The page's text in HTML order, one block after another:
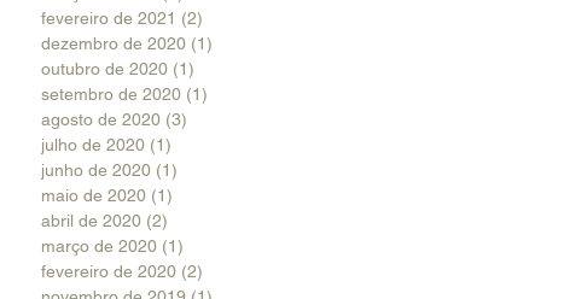
fevereiro de 2021 (2)
dezembro de 2020 (1)
outubro de 2020 (1)
setembro de 2020 (1)
agosto de 2020 (3)
julho de 2020 (1)
junho de 2020 (1)
maio de 2020 (1)
abril de 2020 (2)
março de 2020 (1)
fevereiro de 2020 (2)